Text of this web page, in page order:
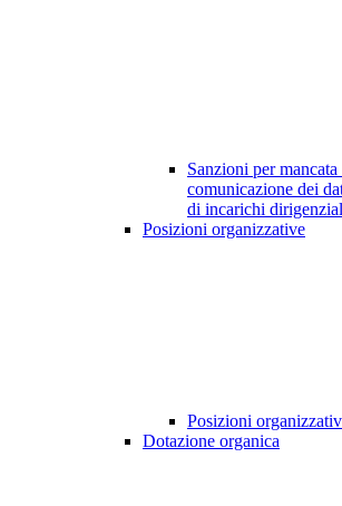
Sanzioni per
comunicazione dei
di incarichi
Posizioni organizzative
Posizioni
Dotazione organica